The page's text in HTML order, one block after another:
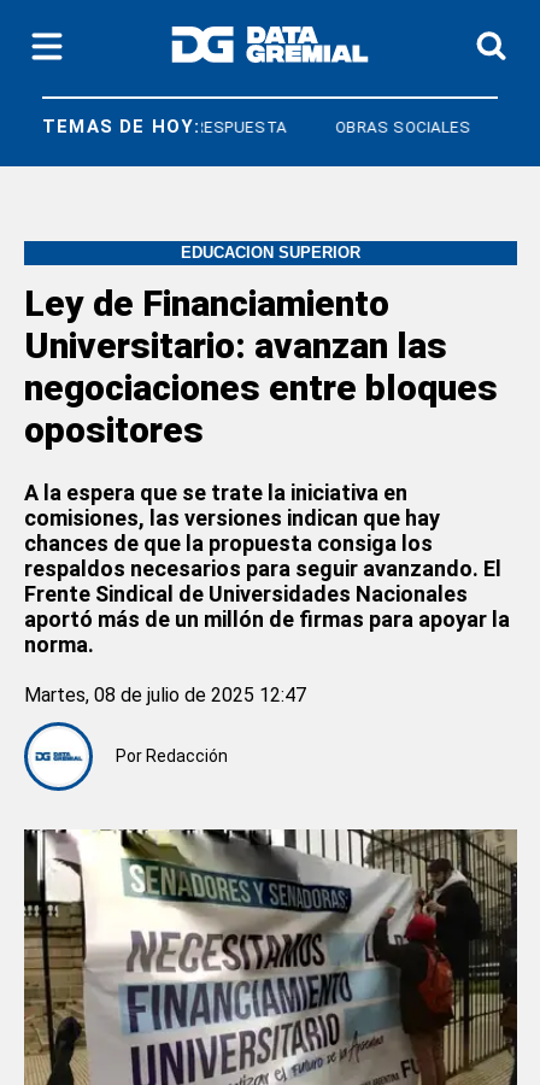
TEMAS DE HOY:
DERECHO A RESPUESTA OBRAS SOCIALES
EDUCACION SUPERIOR
Ley de Financiamiento
Universitario: avanzan las
negociaciones entre bloques
opositores
A la espera que se trate la iniciativa en
comisiones, las versiones indican que hay
chances de que la propuesta consiga los
respaldos necesarios para seguir avanzando. El
Frente Sindical de Universidades Nacionales
aportó más de un millón de firmas para apoyar la
norma.
Por Redacción
Martes, 08 de julio de 2025 12:47